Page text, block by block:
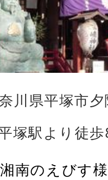
川県平塚市
塚駅より徒
南のえびす